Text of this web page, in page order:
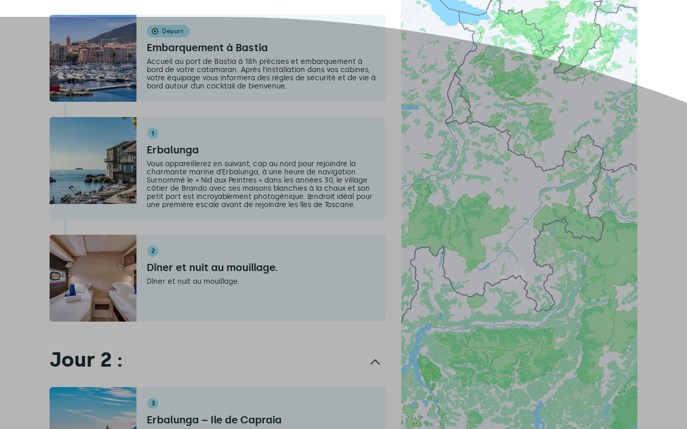
Départ
Embarquement à Bastia
Accueil au port de Bastia à 18h précises et embarquement à
bord de votre catamaran. Après l’installation dans vos cabines,
votre équipage vous informera des règles de sécurité et de vie à
bord autour d’un cocktail de bienvenue.
1
Erbalunga
Vous appareillerez en suivant, cap au nord pour rejoindre la
charmante marine d’Erbalunga, à une heure de navigation.
Surnommé le « Nid aux Peintres » dans les années 30, le village
côtier de Brando avec ses maisons blanchies à la chaux et son
petit port est incroyablement photogénique. L’endroit idéal pour
une première escale avant de rejoindre les îles de Toscane.
2
Dîner et nuit au mouillage.
Dîner et nuit au mouillage.
Jour 2 :
3
Erbalunga – Ile de Capraia